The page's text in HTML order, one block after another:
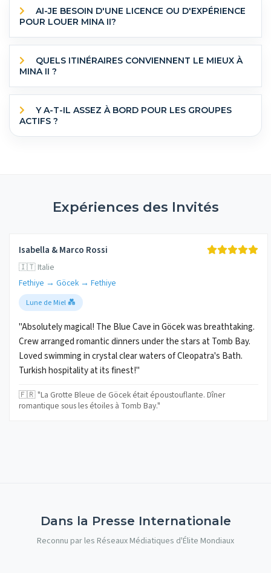
POUR LOUER MINA II?
MINA II ?
ACTIFS ?
Expériences des Invités
Isabella & Marco Rossi
🇮🇹 Italie
Fethiye → Göcek → Fethiye
Lune de Miel 💑
"Absolutely magical! The Blue Cave in Göcek was breathtaking.
Crew arranged romantic dinners under the stars at Tomb Bay.
Loved swimming in crystal clear waters of Cleopatra's Bath.
Turkish hospitality at its finest!"
🇫🇷 "La Grotte Bleue de Göcek était époustouflante. Dîner
romantique sous les étoiles à Tomb Bay."
Dans la Presse Internationale
Reconnu par les Réseaux Médiatiques d'Élite Mondiaux